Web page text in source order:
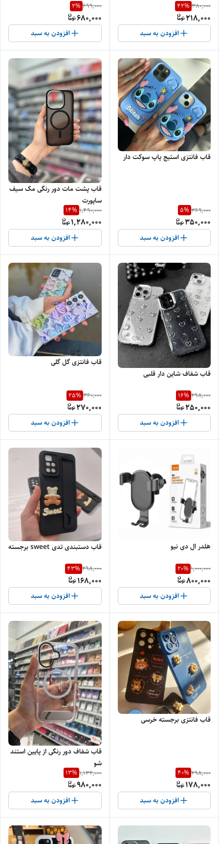
380,000
42%
218,000
افزودن به سبد
699,000
2%
680,000
افزودن به سبد
قاب فانتزی استیج پاپ سوکت دار
369,000
5%
350,000
افزودن به سبد
قاب پشت مات دور رنگی مک سیف
ساپورت
1,490,000
14%
1,280,000
افزودن به سبد
قاب شفاف شاین دار قلبی
298,000
16%
250,000
افزودن به سبد
قاب فانتزی گل گلی
360,000
25%
270,000
افزودن به سبد
هلدر ال دی نیو
1,000,000
20%
800,000
افزودن به سبد
قاب دستبندی تدی sweet برجسته
298,000
43%
168,000
افزودن به سبد
قاب فانتزی برجسته خرسی
298,000
40%
178,000
افزودن به سبد
قاب شفاف دور رنگی از پایین استند
شو
1,132,000
13%
980,000
افزودن به سبد